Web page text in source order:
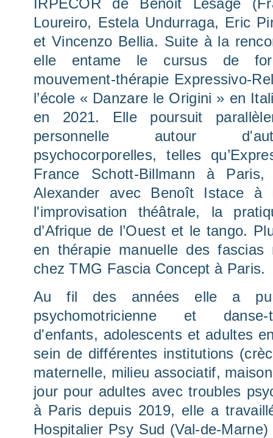
IRPECOR de Benoit Lesage
Loureiro, Estela Undurraga, Eric
et Vincenzo Bellia. Suite à la
elle entame le cursus de
mouvement-thérapie Expressivo-
l’école « Danzare le Origini » en
en 2021. Elle poursuit
personnelle autour
psychocorporelles, telles
France Schott-Billmann à
Alexander avec Benoît Istace à
l'improvisation théâtrale, la
d’Afrique de l’Ouest et le tango.
en thérapie manuelle des fascias
chez TMG Fascia Concept à Paris.
Au fil des années elle a pu
psychomotricienne et danse-
d'enfants, adolescents et adultes
sein de différentes institutions
maternelle, milieu associatif,
jour pour adultes avec troubles
à Paris depuis 2019, elle a
Hospitalier Psy Sud (Val-de-